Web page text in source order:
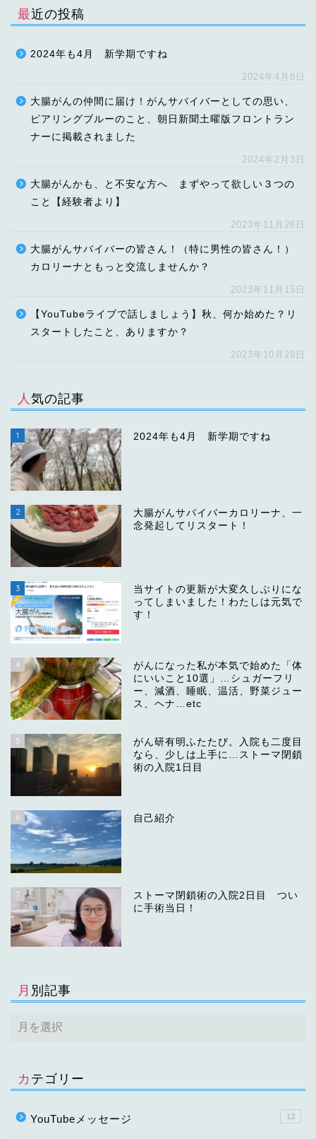
最近の投稿
2024年も4月 新学期ですね
2024年4月8日
大腸がんの仲間に届け！がんサバイバーとしての思い、
ピアリングブルーのこと、朝日新聞土曜版フロントラン
ナーに掲載されました
2024年2月3日
大腸がんかも、と不安な方へ まずやって欲しい３つの
こと【経験者より】
2023年11月26日
大腸がんサバイバーの皆さん！（特に男性の皆さん！）
カロリーナともっと交流しませんか？
2023年11月15日
【YouTubeライブで話しましょう】秋、何か始めた？リ
スタートしたこと、ありますか？
2023年10月28日
人気の記事
1 2024年も4月 新学期ですね
2
大腸がんサバイバーカロリーナ、一
念発起してリスタート！
3
当サイトの更新が大変久しぶりにな
ってしまいました！わたしは元気で
す！
4
がんになった私が本気で始めた「体
にいいこと10選」…シュガーフリ
ー、減酒、睡眠、温活、野菜ジュー
ス、ヘナ…etc
5
がん研有明ふたたび。入院も二度目
なら、少しは上手に…ストーマ閉鎖
術の入院1日目
6 自己紹介
7
ストーマ閉鎖術の入院2日目 つい
に手術当日！
月別記事
カテゴリー
YouTubeメッセージ 13